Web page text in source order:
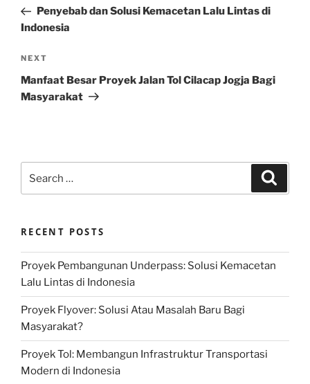
PostPenyebab dan Solusi Kemacetan Lalu Lintas di
Indonesia
Next
Post
NEXT
Manfaat Besar Proyek Jalan Tol Cilacap Jogja Bagi
Masyarakat
for:
RECENT POSTS
Proyek Pembangunan Underpass: Solusi Kemacetan
Lalu Lintas di Indonesia
Proyek Flyover: Solusi Atau Masalah Baru Bagi
Masyarakat?
Proyek Tol: Membangun Infrastruktur Transportasi
Modern di Indonesia